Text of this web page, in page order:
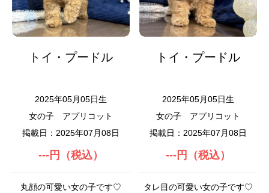
トイ・プードル
2025年05月05日生
女の子
アプリコット
掲載日：2025年07月08日
---円（税込）
丸顔の可愛い女の子です♡
トイ・プードル
2025年05月05日生
女の子
アプリコット
掲載日：2025年07月08日
---円（税込）
タレ目の可愛い女の子です♡